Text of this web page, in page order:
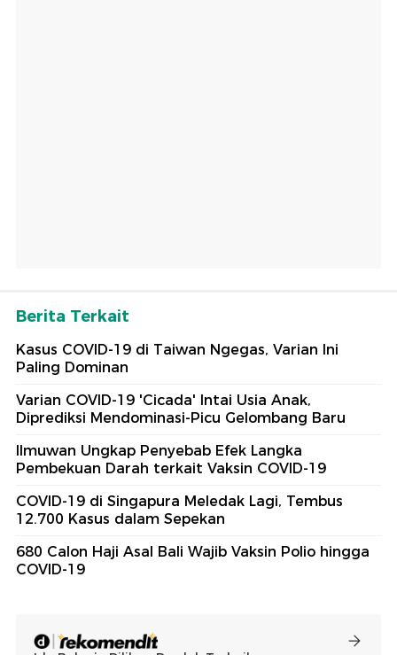
Berita Terkait
Kasus COVID-19 di Taiwan Ngegas, Varian Ini
Paling Dominan
Varian COVID-19 'Cicada' Intai Usia Anak,
Diprediksi Mendominasi-Picu Gelombang Baru
Ilmuwan Ungkap Penyebab Efek Langka
Pembekuan Darah terkait Vaksin COVID-19
COVID-19 di Singapura Meledak Lagi, Tembus
12.700 Kasus dalam Sepekan
680 Calon Haji Asal Bali Wajib Vaksin Polio hingga
COVID-19